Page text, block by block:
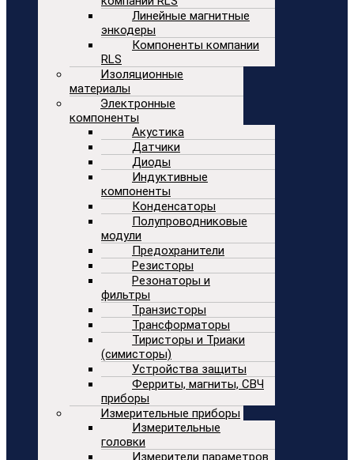
Линейные магнитные
энкодеры
Компоненты компании
RLS
Изоляционные
материалы
Электронные
компоненты
Акустика
Датчики
Диоды
Индуктивные
компоненты
Конденсаторы
Полупроводниковые
модули
Предохранители
Резисторы
Резонаторы и
фильтры
Транзисторы
Трансформаторы
Тиристоры и Триаки
(симисторы)
Устройства защиты
Ферриты, магниты, СВЧ
приборы
Измерительные приборы
Измерительные
головки
Измерители параметров